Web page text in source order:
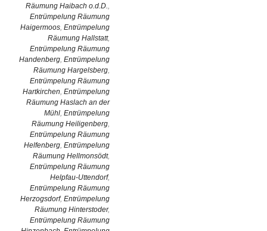
Räumung Haibach o.d.D.,
Entrümpelung Räumung
Haigermoos, Entrümpelung
Räumung Hallstatt,
Entrümpelung Räumung
Handenberg, Entrümpelung
Räumung Hargelsberg,
Entrümpelung Räumung
Hartkirchen, Entrümpelung
Räumung Haslach an der
Mühl, Entrümpelung
Räumung Heiligenberg,
Entrümpelung Räumung
Helfenberg, Entrümpelung
Räumung Hellmonsödt,
Entrümpelung Räumung
Helpfau-Uttendorf,
Entrümpelung Räumung
Herzogsdorf, Entrümpelung
Räumung Hinterstoder,
Entrümpelung Räumung